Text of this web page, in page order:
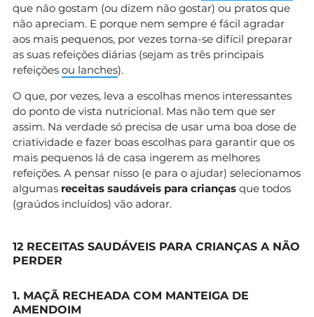
que não gostam (ou dizem não gostar) ou pratos que
não apreciam. E porque nem sempre é fácil agradar
aos mais pequenos, por vezes torna-se difícil preparar
as suas refeições diárias (sejam as três principais
refeições ou lanches).
O que, por vezes, leva a escolhas menos interessantes
do ponto de vista nutricional. Mas não tem que ser
assim. Na verdade só precisa de usar uma boa dose de
criatividade e fazer boas escolhas para garantir que os
mais pequenos lá de casa ingerem as melhores
refeições. A pensar nisso (e para o ajudar) selecionamos
algumas receitas saudáveis para crianças que todos
(graúdos incluídos) vão adorar.
12 RECEITAS SAUDÁVEIS PARA CRIANÇAS A NÃO
PERDER
1. MAÇÃ RECHEADA COM MANTEIGA DE
AMENDOIM